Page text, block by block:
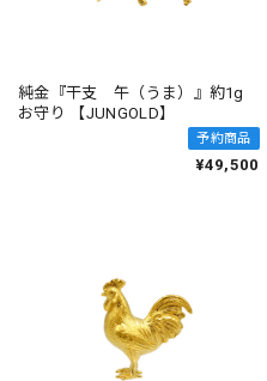
純金『干支 午（うま）』約1g
お守り 【JUNGOLD】
予約商品
¥49,500